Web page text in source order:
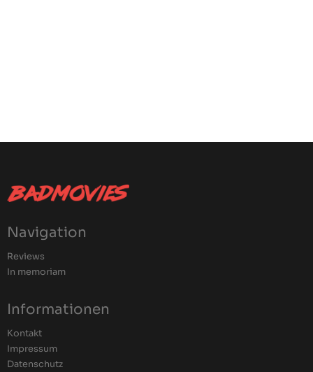
Navigation
Reviews
In memoriam
Informationen
Kontakt
Impressum
Datenschutz